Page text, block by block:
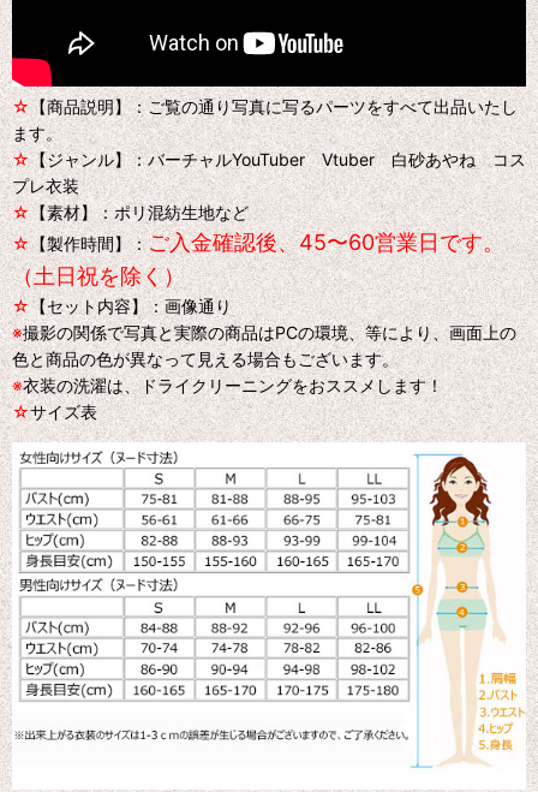
☆【商品説明】：ご覧の通り写真に写るパーツをすべて出品いたし
ます。
☆【ジャンル】：バーチャルYouTuber Vtuber 白砂あやね コス
プレ衣装
☆【素材】：ポリ混紡生地など
☆【製作時間】：ご入金確認後、45〜60営業日です。
（土日祝を除く）
☆【セット内容】：画像通り
※撮影の関係で写真と実際の商品はPCの環境、等により、画面上の
色と商品の色が異なって見える場合もございます。
※衣装の洗濯は、ドライクリーニングをおススメします！
☆サイズ表